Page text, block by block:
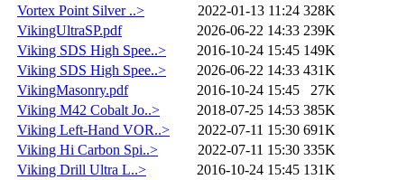
Vortex Point Silver ..>
2022-01-13 11:24 328K
VikingUltraSP.pdf
2026-06-22 14:33 239K
Viking SDS High Spee..>
2016-10-24 15:45 149K
Viking SDS High Spee..>
2026-06-22 14:33 431K
VikingMasonry.pdf
2016-10-24 15:45
27K
Viking M42 Cobalt Jo..>
2018-07-25 14:53 385K
Viking Left-Hand VOR..>
2022-07-11 15:30 691K
Viking Hi Carbon Spi..>
2022-07-11 15:30 335K
Viking Drill Ultra L..>
2016-10-24 15:45 131K